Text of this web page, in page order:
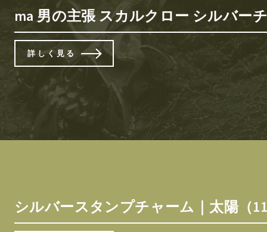
ma 男の主張 スカルクロー シルバー
詳しく見る
シルバースタンプチャーム｜太陽（